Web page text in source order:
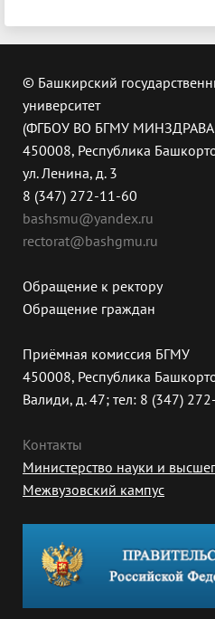
© Башкирский
университет
(ФГБОУ ВО БГМУ
450008, Республика
ул. Ленина, д. 3
8 (347) 272-11-60
bashsmu@yandex.ru
rectorat@bashgmu.ru
Обращение к ректору
Обращение граждан
Приёмная комиссия БГМУ
450008, Республика
Валиди, д. 47; тел: 8 (347)
Контакты
Министерство науки и
Межвузовский кампус